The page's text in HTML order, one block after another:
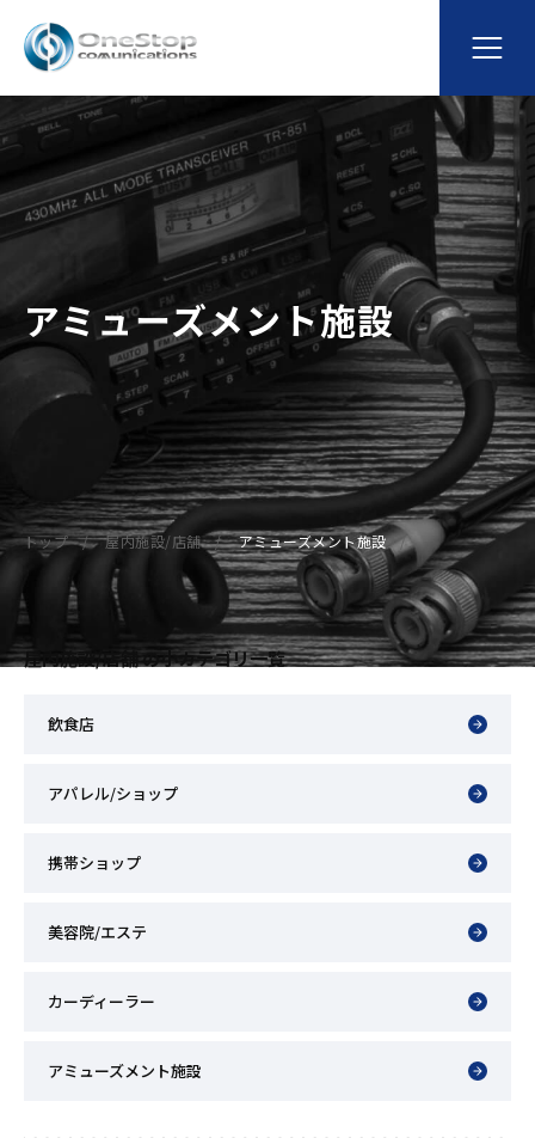
アミューズメント施設
トップ 屋内施設/店舗 アミューズメント施設
屋内施設/店舗 の小カテゴリ一覧
飲食店
アパレル/ショップ
携帯ショップ
美容院/エステ
カーディーラー
アミューズメント施設